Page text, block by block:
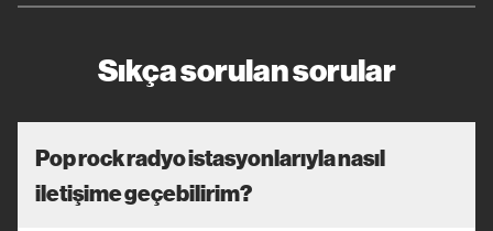
Sıkça sorulan sorular
Pop rock radyo istasyonlarıyla nasıl
iletişime geçebilirim?